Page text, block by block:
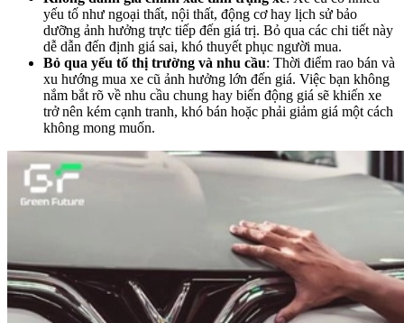
yếu tố như ngoại thất, nội thất, động cơ hay lịch sử bảo
dưỡng ảnh hưởng trực tiếp đến giá trị. Bỏ qua các chi tiết này
dễ dẫn đến định giá sai, khó thuyết phục người mua.
Bỏ qua yếu tố thị trường và nhu cầu: Thời điểm rao bán và
xu hướng mua xe cũ ảnh hưởng lớn đến giá. Việc bạn không
nắm bắt rõ về nhu cầu chung hay biến động giá sẽ khiến xe
trở nên kém cạnh tranh, khó bán hoặc phải giảm giá một cách
không mong muốn.